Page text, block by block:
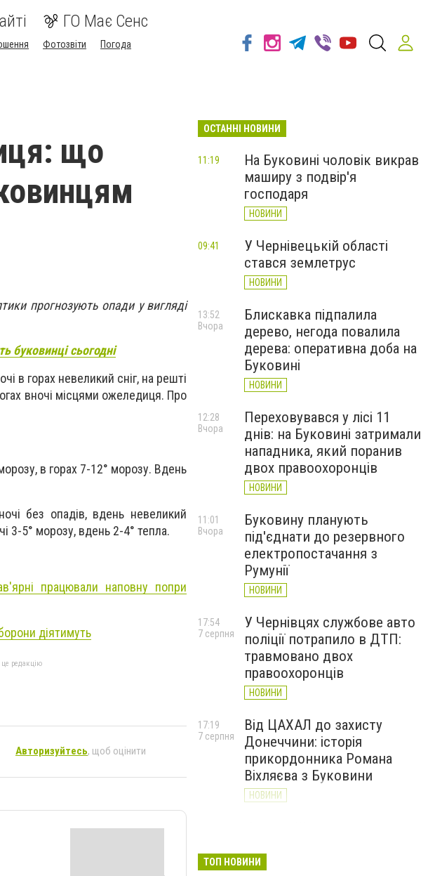
ГО Має Сенс
Фотозвіти
Погода
що
прогнозують опади у вигляді
буковинці сьогодні
в горах невеликий сніг, на решті
вночі місцями ожеледиця. Про
в горах 7-12° морозу. Вдень
без опадів, вдень невеликий
3-5° морозу, вдень 2-4° тепла.
працювали наповну попри
діятимуть
редакцію
Авторизуйтесь, щоб оцінити
ОСТАННІ НОВИНИ
На Буковині чоловік викрав
маширу з подвір'я
господаря
НОВИНИ
11:19
У Чернівецькій області
стався землетрус
НОВИНИ
09:41
Блискавка підпалила
дерево, негода повалила
дерева: оперативна доба на
Буковині
НОВИНИ
13:52
Вчора
Переховувався у лісі 11
днів: на Буковині затримали
нападника, який поранив
двох правоохоронців
НОВИНИ
12:28
Вчора
Буковину планують
під'єднати до резервного
електропостачання з
Румунії
НОВИНИ
11:01
Вчора
У Чернівцях службове авто
поліції потрапило в ДТП:
травмовано двох
правоохоронців
НОВИНИ
17:54
7 серпня
Від ЦАХАЛ до захисту
Донеччини: історія
прикордонника Романа
Віхляєва з Буковини
НОВИНИ
17:19
7 серпня
водяні арки для
ТОП НОВИНИ